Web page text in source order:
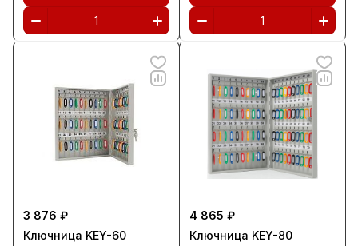
3 876 ₽
Ключница KEY-60
4 865 ₽
Ключница KEY-80